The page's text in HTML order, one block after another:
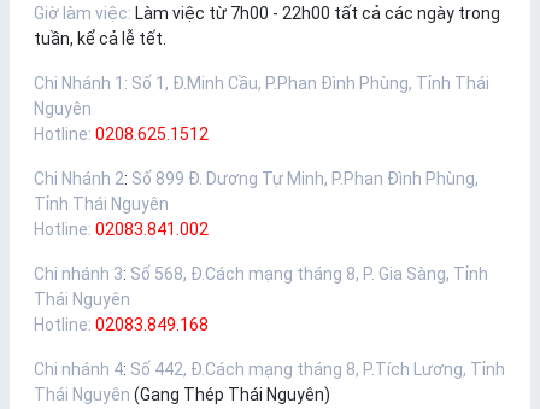
Giờ làm việc: Làm việc từ 7h00 - 22h00 tất cả các ngày trong
tuần, kể cả lễ tết.
Chi Nhánh 1 : Số 1, Đ.Minh Cầu, P.Phan Đình Phùng, Tỉnh Thái
Nguyên
Hotline: 0208.625.1512
Chi Nhánh 2: Số 899 Đ. Dương Tự Minh, P.Phan Đình Phùng,
Tỉnh Thái Nguyên
Hotline: 02083.841.002
Chi nhánh 3: Số 568, Đ.Cách mạng tháng 8, P. Gia Sàng, Tỉnh
Thái Nguyên
Hotline: 02083.849.168
Chi nhánh 4: Số 442, Đ.Cách mạng tháng 8, P.Tích Lương, Tỉnh
Thái Nguyên (Gang Thép Thái Nguyên)